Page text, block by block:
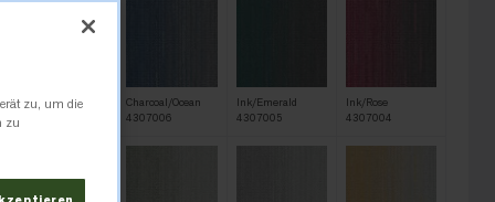
Charcoal/Ink
4307001
Charcoal/Ocean
4307006
Ink/Emerald
4307005
Ink/Rose
4307004
zu, um die
zu